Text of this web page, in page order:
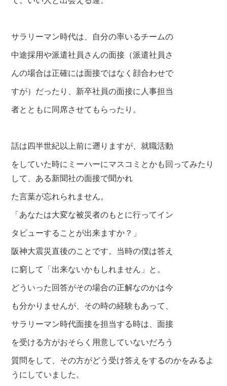
サラリーマン時代は、自分の率いるチームの
中途採用や派遣社員さんの面接 （派遣社員さ
んの場合は正確には面接ではなく顔合わせで
すが）だったり、 新卒社員の面接に人事担当
者とともに同席させてもらったり。
話は四半世紀以上前に遡りますが、就職活動
をしていた時にミーハーにマスコミとかも回ってみたり
して、ある新聞社の面接で聞かれ
た言葉が忘れられません。
「あなたは大変な被災者のもとに行ってイン
タビューすることが出来ますか？」
阪神大震災直後のことです。当時の僕は答え
に窮して「出来ないかもしれません」と。
どういった回答がその場合の正解なのかは今
も分かりませんが、その時の経験もあって、
サラリーマン時代面接を担当する時は、面接
を受ける方がおそらく用意していないだろう
質問をして、その方がどう受け答えをするのかをみるよ
うにしていました。